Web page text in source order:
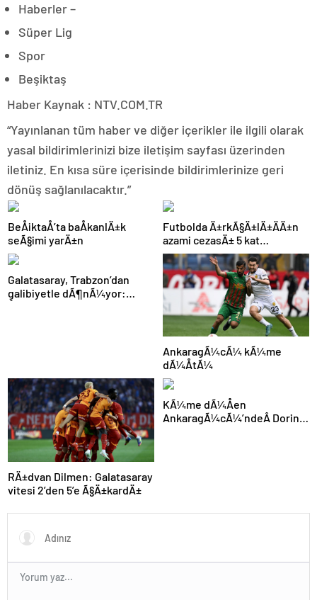
Haberler –
Süper Lig
Spor
Beşiktaş
Haber Kaynak : NTV.COM.TR
“Yayınlanan tüm haber ve diğer içerikler ile ilgili olarak
yasal bildirimlerinizi bize iletişim sayfası üzerinden
iletiniz. En kısa süre içerisinde bildirimlerinize geri
dönüş sağlanılacaktır.”
BeÅiktaÅ’ta baÅkanlÄ±k
seÃ§imi yarÄ±n
Futbolda Ä±rkÃ§Ä±lÄ±ÄÄ±n
azami cezasÄ± 5 kat
arttÄ±rÄ±ldÄ±
Galatasaray, Trabzon’dan
galibiyetle dÃ¶nÃ¼yor:
AnkaragÃ¼cÃ¼ kÃ¼me
dÃ¼ÅtÃ¼
RÄ±dvan Dilmen: Galatasaray
vitesi 2’den 5’e Ã§Ä±kardÄ±
KÃ¼me dÃ¼Åen
AnkaragÃ¼cÃ¼’ndeÂ Dorin